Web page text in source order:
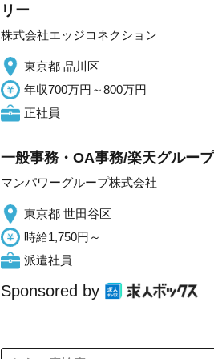
リー
株式会社エッジコネクション
東京都 品川区
年収700万円～800万円
正社員
一般事務・OA事務/楽天グルー
マンパワーグループ株式会社
東京都 世田谷区
時給1,750円～
派遣社員
Sponsored by